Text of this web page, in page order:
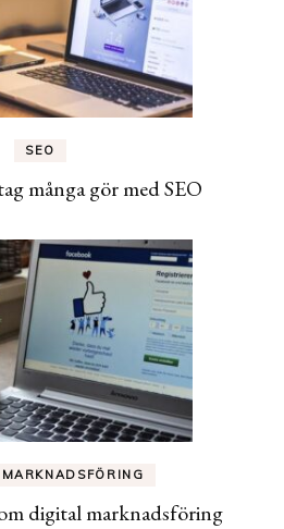
SEO
många gör med SEO
digital marknadsföring